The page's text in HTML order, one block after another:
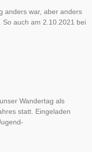
anders war, aber anders
So auch am 2.10.2021 bei
Wandertag als
statt. Eingeladen